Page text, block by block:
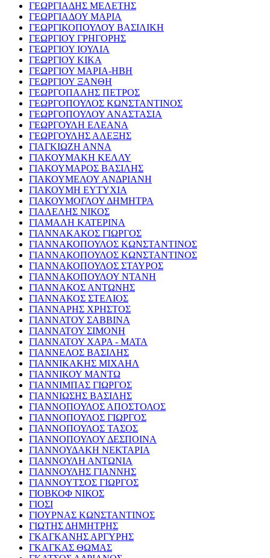
ΓΕΩΡΓΙΑΔΗΣ ΜΕΛΕΤΗΣ
ΓΕΩΡΓΙΑΔΟΥ ΜΑΡΙΑ
ΓΕΩΡΓΙΚΟΠΟΥΛΟΥ ΒΑΣΙΛΙΚΗ
ΓΕΩΡΓΙΟΥ ΓΡΗΓΟΡΗΣ
ΓΕΩΡΓΙΟΥ ΙΟΥΛΙΑ
ΓΕΩΡΓΙΟΥ ΚΙΚΑ
ΓΕΩΡΓΙΟΥ ΜΑΡΙΑ-ΗΒΗ
ΓΕΩΡΓΙΟΥ ΞΑΝΘΗ
ΓΕΩΡΓΟΠΑΛΗΣ ΠΕΤΡΟΣ
ΓΕΩΡΓΟΠΟΥΛΟΣ ΚΩΝΣΤΑΝΤΙΝΟΣ
ΓΕΩΡΓΟΠΟΥΛΟΥ ΑΝΑΣΤΑΣΙΑ
ΓΕΩΡΓΟΥΛΗ ΕΛΕΑΝΑ
ΓΕΩΡΓΟΥΛΗΣ ΑΛΕΞΗΣ
ΓΙΑΓΚΙΩΖΗ ΑΝΝΑ
ΓΙΑΚΟΥΜΑΚΗ ΚΕΛΛΥ
ΓΙΑΚΟΥΜΑΡΟΣ ΒΑΣΙΛΗΣ
ΓΙΑΚΟΥΜΕΛΟΥ ΑΝΔΡΙΑΝΗ
ΓΙΑΚΟΥΜΗ ΕΥΤΥΧΙΑ
ΓΙΑΚΟΥΜΟΓΛΟΥ ΔΗΜΗΤΡΑ
ΓΙΑΛΕΛΗΣ ΝΙΚΟΣ
ΓΙΑΜΑΛΗ ΚΑΤΕΡΙΝΑ
ΓΙΑΝΝΑΚΑΚΟΣ ΓΙΩΡΓΟΣ
ΓΙΑΝΝΑΚΟΠΟΥΛΟΣ ΚΩΝΣΤΑΝΤΙΝΟΣ
ΓΙΑΝΝΑΚΟΠΟΥΛΟΣ ΚΩΝΣΤΑΝΤΙΝΟΣ
ΓΙΑΝΝΑΚΟΠΟΥΛΟΣ ΣΤΑΥΡΟΣ
ΓΙΑΝΝΑΚΟΠΟΥΛΟΥ ΝΤΑΝΗ
ΓΙΑΝΝΑΚΟΣ ΑΝΤΩΝΗΣ
ΓΙΑΝΝΑΚΟΣ ΣΤΕΛΙΟΣ
ΓΙΑΝΝΑΡΗΣ ΧΡΗΣΤΟΣ
ΓΙΑΝΝΑΤΟΥ ΣΑΒΒΙΝΑ
ΓΙΑΝΝΑΤΟΥ ΣΙΜΟΝΗ
ΓΙΑΝΝΑΤΟΥ ΧΑΡΑ - ΜΑΤΑ
ΓΙΑΝΝΕΛΟΣ ΒΑΣΙΛΗΣ
ΓΙΑΝΝΙΚΑΚΗΣ ΜΙΧΑΗΛ
ΓΙΑΝΝΙΚΟΥ ΜΑΝΤΩ
ΓΙΑΝΝΙΜΠΑΣ ΓΙΩΡΓΟΣ
ΓΙΑΝΝΙΩΣΗΣ ΒΑΣΙΛΗΣ
ΓΙΑΝΝΟΠΟΥΛΟΣ ΑΠΟΣΤΟΛΟΣ
ΓΙΑΝΝΟΠΟΥΛΟΣ ΓΙΩΡΓΟΣ
ΓΙΑΝΝΟΠΟΥΛΟΣ ΤΑΣΟΣ
ΓΙΑΝΝΟΠΟΥΛΟΥ ΔΕΣΠΟΙΝΑ
ΓΙΑΝΝΟΥΔΑΚΗ ΝΕΚΤΑΡΙΑ
ΓΙΑΝΝΟΥΛΗ ΑΝΤΩΝΙΑ
ΓΙΑΝΝΟΥΛΗΣ ΓΙΑΝΝΗΣ
ΓΙΑΝΝΟΥΤΣΟΣ ΓΙΩΡΓΟΣ
ΓΙΟΒΚΟΦ ΝΙΚΟΣ
ΓΙΟΣΙ
ΓΙΟΥΡΝΑΣ ΚΩΝΣΤΑΝΤΙΝΟΣ
ΓΙΩΤΗΣ ΔΗΜΗΤΡΗΣ
ΓΚΑΓΚΑΝΗΣ ΑΡΓΥΡΗΣ
ΓΚΑΓΚΑΣ ΘΩΜΑΣ